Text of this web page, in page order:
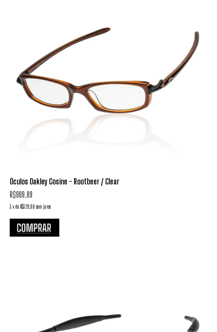
Óculos Oakley Cosine - Rootbeer / Clear
R$989,89
3 xde R$329,96 sem juros